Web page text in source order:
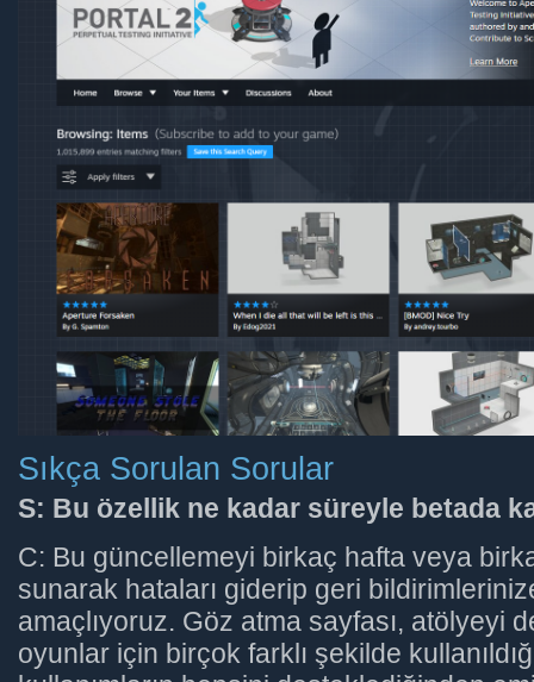
Sıkça Sorulan Sorular
S: Bu özellik ne kadar süreyle betada
C: Bu güncellemeyi birkaç hafta veya
sunarak hataları giderip geri
amaçlıyoruz. Göz atma sayfası, atölyeyi
oyunlar için birçok farklı şekilde